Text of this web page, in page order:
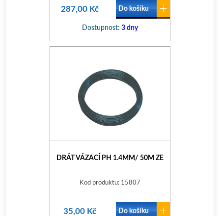
287,00 Kč Do košíku
Dostupnost: 3 dny
DRÁT VÁZACÍ PH 1.4MM/ 50M ZE
Kod produktu: 15807
35,00 Kč Do košíku